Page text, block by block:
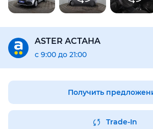
ASTER АСТАНA
с 9:00 до 21:00
Получить
Trade-In